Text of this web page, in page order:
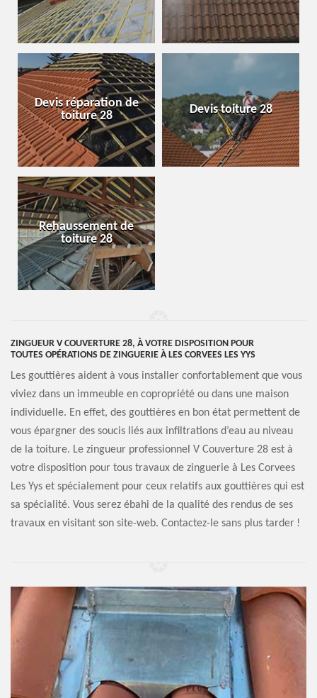
Devis réparation de
toiture 28
Devis toiture 28
Rehaussement de
toiture 28
ZINGUEUR V COUVERTURE 28, À VOTRE DISPOSITION POUR
TOUTES OPÉRATIONS DE ZINGUERIE À LES CORVEES LES YYS
Les gouttières aident à vous installer confortablement que vous
viviez dans un immeuble en copropriété ou dans une maison
individuelle. En effet, des gouttières en bon état permettent de
vous épargner des soucis liés aux infiltrations d’eau au niveau
de la toiture. Le zingueur professionnel V Couverture 28 est à
votre disposition pour tous travaux de zinguerie à Les Corvees
Les Yys et spécialement pour ceux relatifs aux gouttières qui est
sa spécialité. Vous serez ébahi de la qualité des rendus de ses
travaux en visitant son site-web. Contactez-le sans plus tarder !